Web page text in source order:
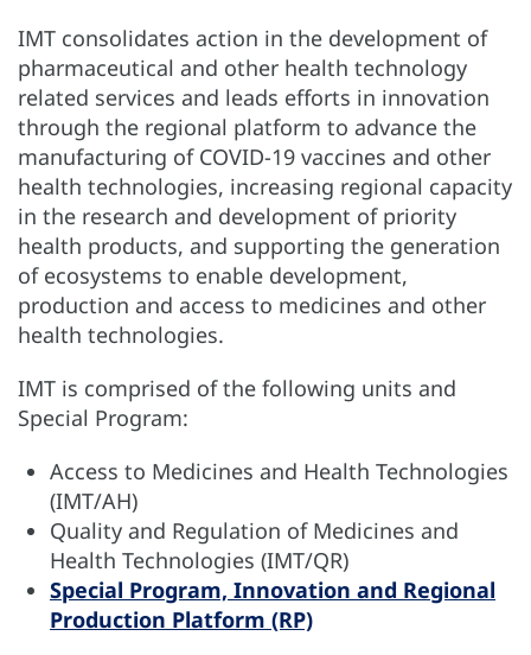
IMT consolidates action in the development of
pharmaceutical and other health technology
related services and leads efforts in innovation
through the regional platform to advance the
manufacturing of COVID-19 vaccines and other
health technologies, increasing regional capacity
in the research and development of priority
health products, and supporting the generation
of ecosystems to enable development,
production and access to medicines and other
health technologies.
IMT is comprised of the following units and
Special Program:
Access to Medicines and Health Technologies
(IMT/AH)
Quality and Regulation of Medicines and
Health Technologies (IMT/QR)
Special Program, Innovation and Regional
Production Platform (RP)